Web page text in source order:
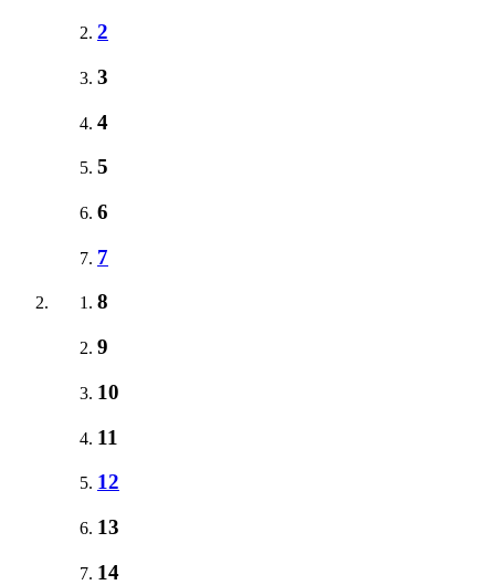
2
3
4
5
6
7
8
9
10
11
12
13
14